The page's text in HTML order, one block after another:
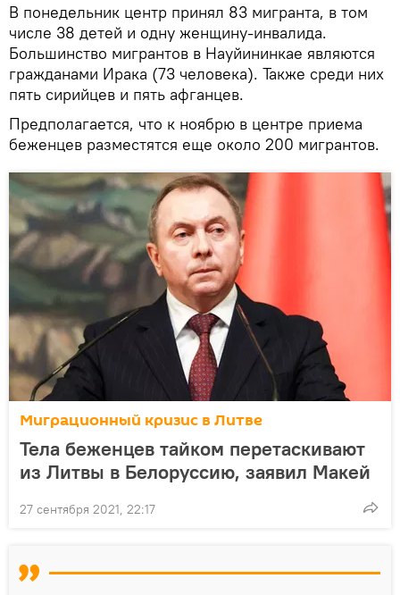
В понедельник центр принял 83 мигранта, в том
числе 38 детей и одну женщину-инвалида.
Большинство мигрантов в Науйининкае являются
гражданами Ирака (73 человека). Также среди них
пять сирийцев и пять афганцев.
Предполагается, что к ноябрю в центре приема
беженцев разместятся еще около 200 мигрантов.
Миграционный кризис в Литве
Тела беженцев тайком перетаскивают
из Литвы в Белоруссию, заявил Макей
27 сентября 2021, 22:17